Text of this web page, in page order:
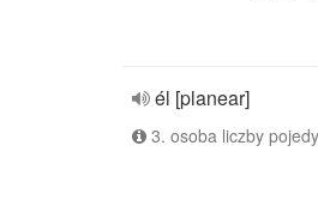
él [planear]
3. osoba liczby